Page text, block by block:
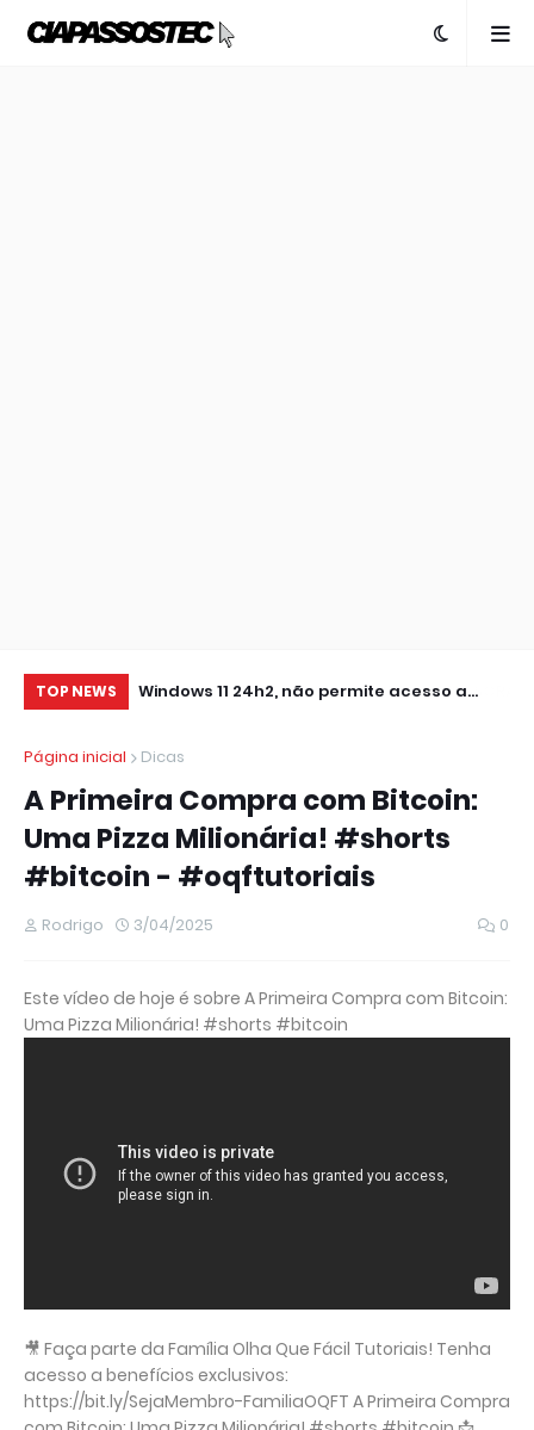
TOP NEWS
IMPRESSORA
Windows 11 24h2, não permite acesso a
outros
Página inicial
Dicas
A Primeira Compra com Bitcoin:
Uma Pizza Milionária! #shorts
#bitcoin - #oqftutoriais
Rodrigo 3/04/2025 0
Este vídeo de hoje é sobre A Primeira Compra com Bitcoin:
Uma Pizza Milionária! #shorts #bitcoin
🎥 Faça parte da Família Olha Que Fácil Tutoriais! Tenha
acesso a benefícios exclusivos:
https://bit.ly/SejaMembro-FamiliaOQFT A Primeira Compra